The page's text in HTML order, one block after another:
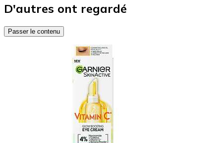
D'autres ont regardé
Passer le contenu